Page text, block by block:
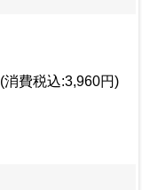
(消費税込:3,960円)